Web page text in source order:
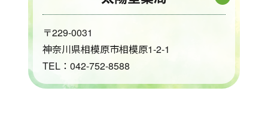
〒229-0031
神奈川県相模原市相模原1-2-1
TEL：042-752-8588